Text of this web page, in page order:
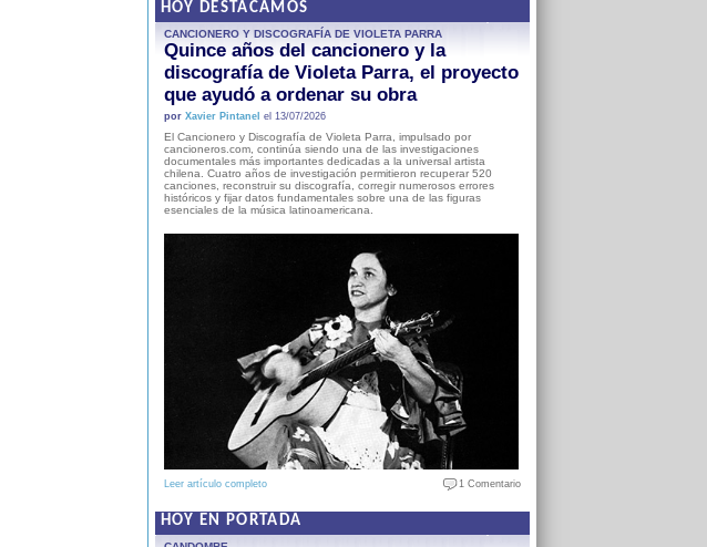
HOY DESTACAMOS
CANCIONERO Y DISCOGRAFÍA DE VIOLETA PARRA
Quince años del cancionero y la
discografía de Violeta Parra, el proyecto
que ayudó a ordenar su obra
por Xavier Pintanel el 13/07/2026
El Cancionero y Discografía de Violeta Parra, impulsado por
cancioneros.com, continúa siendo una de las investigaciones
documentales más importantes dedicadas a la universal artista
chilena. Cuatro años de investigación permitieron recuperar 520
canciones, reconstruir su discografía, corregir numerosos errores
históricos y fijar datos fundamentales sobre una de las figuras
esenciales de la música latinoamericana.
Leer artículo completo 1 Comentario
HOY EN PORTADA